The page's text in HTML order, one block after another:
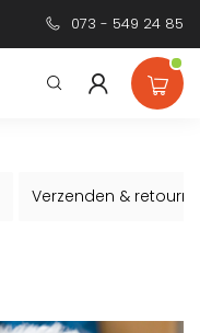
Persoonlijk
073 - 549 24 85
Verzenden &